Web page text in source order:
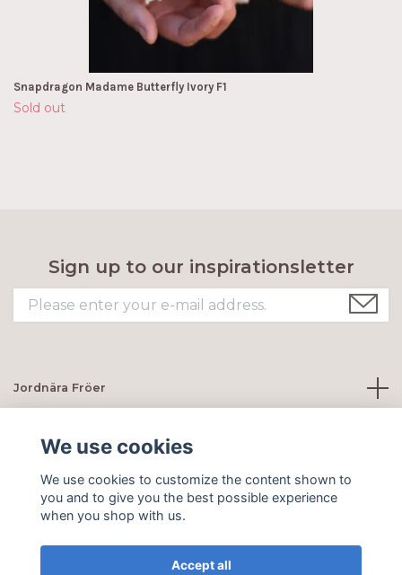
Snapdragon Madame Butterfly Ivory F1
Sold out
Sign up to our inspirationsletter
Jordnära Fröer
Social Media
We use cookies
We use cookies to customize the content shown to
you and to give you the best possible experience
when you shop with us.
Accept all